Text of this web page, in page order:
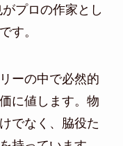
プロの作家とし
す。
ーの中で必然的
に値します。物
でなく、脇役た